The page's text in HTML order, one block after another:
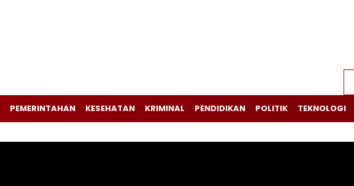
PEMERINTAHAN KESEHATAN KRIMINAL PENDIDIKAN POLITIK TEKNOLOGI